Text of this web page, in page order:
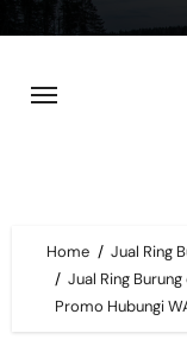
content
Home
Jual Ring
Jual Ring
Promo Hubungi